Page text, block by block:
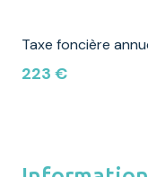
Taxe foncière
223 €